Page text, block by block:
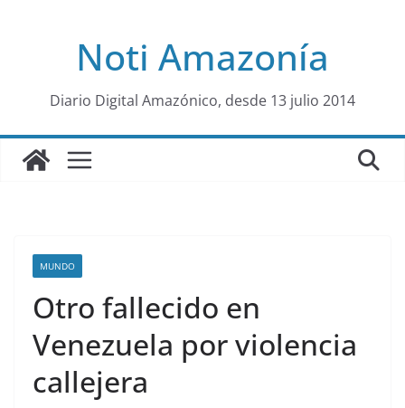
al
Noti Amazonía
Diario Digital Amazónico, desde 13 julio 2014
MUNDO
Otro fallecido en
Venezuela por violencia
callejera